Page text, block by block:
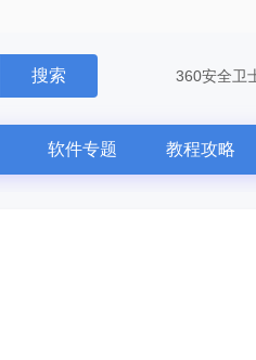
搜索 360安全卫
软件专题 教程攻略